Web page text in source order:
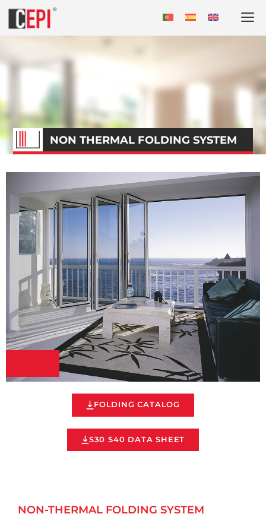
NON THERMAL FOLDING SYSTEM
ous
FOLDING CATALOG
S30 S40 DATA SHEET
NON-THERMAL FOLDING SYSTEM